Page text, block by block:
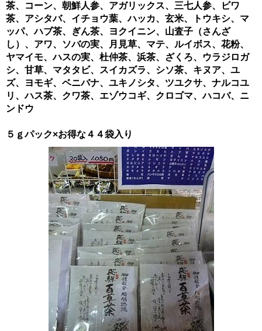
茶、コーン、朝鮮人参、アガリックス、三七人参、ビワ
茶、アシタバ、イチョウ葉、ハッカ、玄米、トウキシ、マ
ッパ、ハブ茶、ぎん茶、ヨクイニン、山査子（さんざ
し）、アワ、ソバの実、月見草、マテ、ルイボス、花粉、
ヤマイモ、ハスの実、杜仲茶、浜茶、ざくろ、ウラジロガ
シ、甘草、マタタビ、スイカズラ、シソ茶、キヌア、ユ
ズ、ヨモギ、ベニバナ、ユキノシタ、ツユクサ、ナルコユ
リ、ハス茶、クワ茶、エゾウコギ、クロゴマ、ハコバ、ニ
ンドウ
５ｇパック×お得な４４袋入り